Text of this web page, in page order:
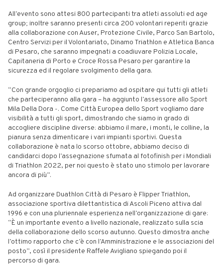
All’evento sono attesi 800 partecipanti tra atleti assoluti ed age
group; inoltre saranno presenti circa 200 volontari reperiti grazie
alla collaborazione con Auser, Protezione Civile, Parco San Bartolo,
Centro Servizi per il Volontariato, Dinamo Triathlon e Atletica Banca
di Pesaro, che saranno impegnati a coadiuvare Polizia Locale,
Capitaneria di Porto e Croce Rossa Pesaro per garantire la
sicurezza ed il regolare svolgimento della gara.
“Con grande orgoglio ci prepariamo ad ospitare qui tutti gli atleti
che parteciperanno alla gara – ha aggiunto l’assessore allo Sport
Mila Della Dora -. Come Città Europea dello Sport vogliamo dare
visibilità a tutti gli sport, dimostrando che siamo in grado di
accogliere discipline diverse: abbiamo il mare, i monti, le colline, la
pianura senza dimenticare i vari impianti sportivi. Questa
collaborazione è nata lo scorso ottobre, abbiamo deciso di
candidarci dopo l’assegnazione sfumata al fotofinish per i Mondiali
di Triathlon 2022, per noi questo è stato uno stimolo per lavorare
ancora di più”.
Ad organizzare Duathlon Città di Pesaro è Flipper Triathlon,
associazione sportiva dilettantistica di Ascoli Piceno attiva dal
1996 e con una pluriennale esperienza nell’organizzazione di gare:
“È un importante evento a livello nazionale, realizzato sulla scia
della collaborazione dello scorso autunno. Questo dimostra anche
l’ottimo rapporto che c’è con l’Amministrazione e le associazioni del
posto”, così il presidente Raffele Avigliano spiegando poi il
percorso di gara.